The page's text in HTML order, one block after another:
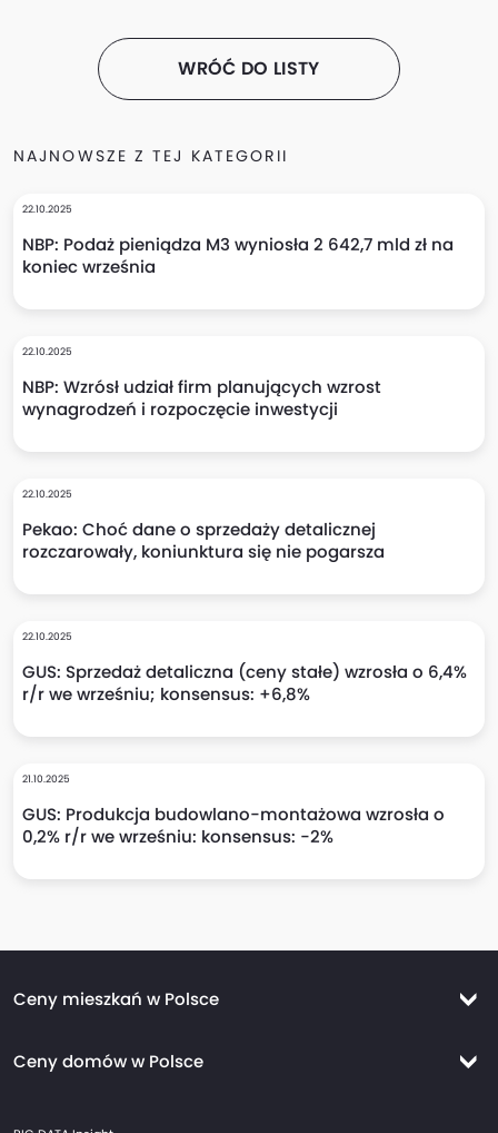
WRÓĆ DO LISTY
NAJNOWSZE Z TEJ KATEGORII
22.10.2025
NBP: Podaż pieniądza M3 wyniosła 2 642,7 mld zł na
koniec września
22.10.2025
NBP: Wzrósł udział firm planujących wzrost
wynagrodzeń i rozpoczęcie inwestycji
22.10.2025
Pekao: Choć dane o sprzedaży detalicznej
rozczarowały, koniunktura się nie pogarsza
22.10.2025
GUS: Sprzedaż detaliczna (ceny stałe) wzrosła o 6,4%
r/r we wrześniu; konsensus: +6,8%
21.10.2025
GUS: Produkcja budowlano-montażowa wzrosła o
0,2% r/r we wrześniu: konsensus: -2%
Ceny mieszkań w Polsce
Ceny mieszkań Kraków
Ceny domów w Polsce